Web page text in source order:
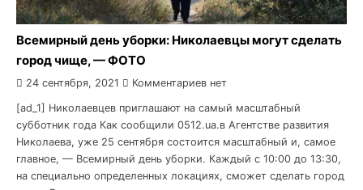
Всемирный день уборки: Николаевцы могут сделать
город чище, — ФОТО
24 сентября, 2021 Комментариев нет
[ad_1] Николаевцев приглашают на самый масштабный
субботник года Как сообщили 0512.ua.в Агентстве развития
Николаева, уже 25 сентября состоится масштабный и, самое
главное, — Всемирный день уборки. Каждый с 10:00 до 13:30,
на специально определенных локациях, сможет сделать город